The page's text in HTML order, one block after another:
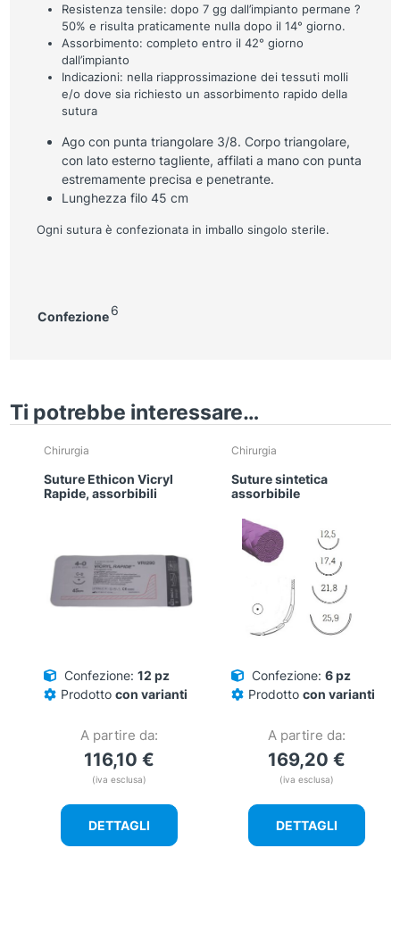
Resistenza tensile: dopo 7 gg dall’impianto permane ?
50% e risulta praticamente nulla dopo il 14° giorno.
Assorbimento: completo entro il 42° giorno
dall’impianto
Indicazioni: nella riapprossimazione dei tessuti molli
e/o dove sia richiesto un assorbimento rapido della
sutura
Ago con punta triangolare 3/8. Corpo triangolare,
con lato esterno tagliente, affilati a mano con punta
estremamente precisa e penetrante.
Lunghezza filo 45 cm
Ogni sutura è confezionata in imballo singolo sterile.
Confezione 6
Ti potrebbe interessare…
Chirurgia
Suture Ethicon Vicryl
Rapide, assorbibili
Confezione: 12 pz
Prodotto con varianti
A partire da:
116,10 €
(iva esclusa)
DETTAGLI
Chirurgia
Suture sintetica
assorbibile
Confezione: 6 pz
Prodotto con varianti
A partire da:
169,20 €
(iva esclusa)
DETTAGLI